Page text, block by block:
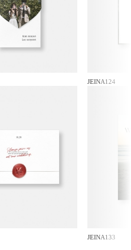
JEINA124
JEINA133